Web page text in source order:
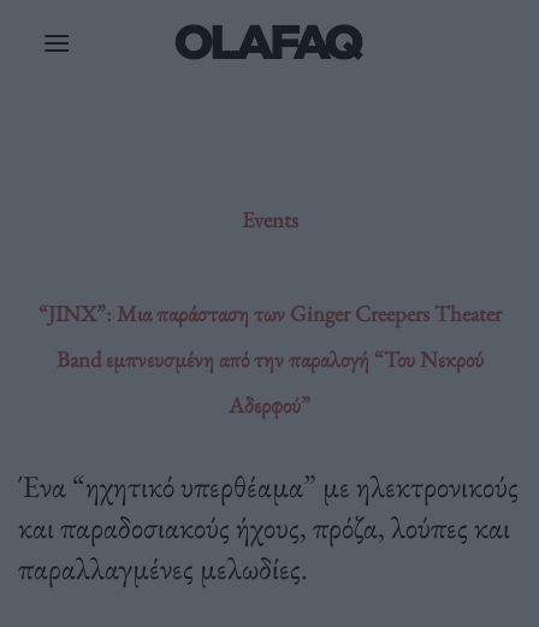
Events
“JINX”: Μια παράσταση των Ginger Creepers Theater
Band εμπνευσμένη από την παραλογή “Του Νεκρού
Αδερφού”
Ένα “ηχητικό υπερθέαμα” με ηλεκτρονικούς
και παραδοσιακούς ήχους, πρόζα, λούπες και
παραλλαγμένες μελωδίες.